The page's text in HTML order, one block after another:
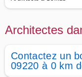
Architectes
Contactez un
09220 à 0 km